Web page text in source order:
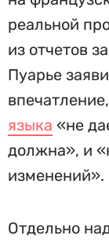
реальной
из отчетов
Пуарье
языка «не
должна», и
изменений».
Отдельно